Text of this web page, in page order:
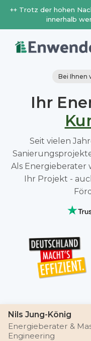
++ Trotz der hohen
innerhalb
Bei Ihnen
Ihr
Seit vielen
Als Energieberater
Ihr Projekt -
Nils Jung-König
Energieberater &
Engineering